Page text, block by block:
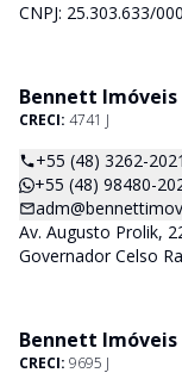
CNPJ: 25.303.633/
Bennett Imóveis
CRECI: 4741 J
+55 (48) 3262-2021
+55 (48) 98480-
Av. Augusto Prolik,
Governador Celso
Bennett Imóveis
CRECI: 9695 J